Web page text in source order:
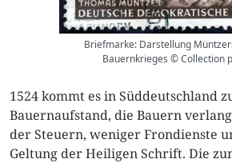
Briefmarke: Darstellung
Bauernkrieges © Collection
1524 kommt es in Süddeutschland
Bauernaufstand, die Bauern
der Steuern, weniger Frondienste
Geltung der Heiligen Schrift. Die